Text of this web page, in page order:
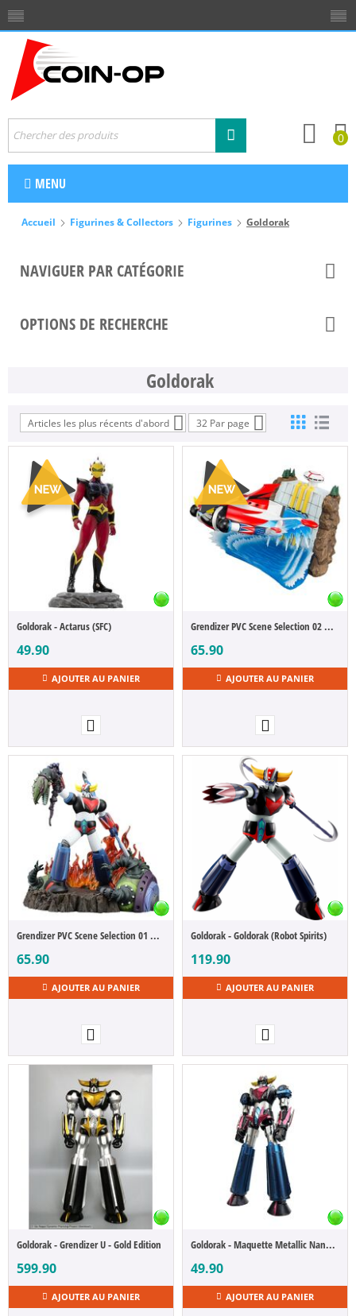
0
MENU
Accueil Figurines & Collectors Figurines Goldorak
NAVIGUER PAR CATÉGORIE
OPTIONS DE RECHERCHE
Goldorak
Articles les plus récents d'abord 32 Par page
Goldorak - Actarus (SFC)
49.90
AJOUTER AU PANIER
Grendizer PVC Scene Selection 02 Grendizer To the skies of fierce combat 10 cm
65.90
AJOUTER AU PANIER
Grendizer PVC Scene Selection 01 Grendizer a cry of Victory 14 cm
65.90
AJOUTER AU PANIER
Goldorak - Goldorak (Robot Spirits)
119.90
AJOUTER AU PANIER
Goldorak - Grendizer U - Gold Edition
599.90
AJOUTER AU PANIER
Goldorak - Maquette Metallic Nano Puzzle
49.90
AJOUTER AU PANIER